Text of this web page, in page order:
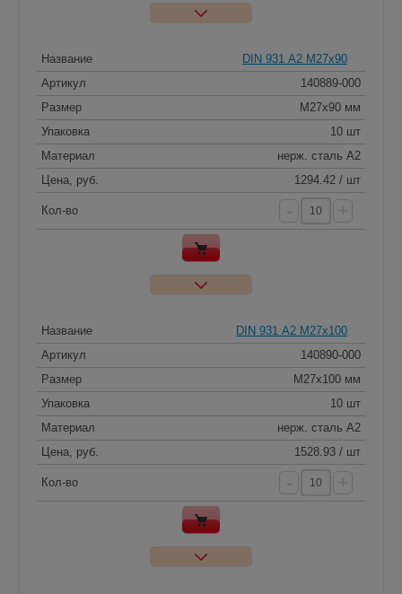
Название
DIN 931 А2 M27x90
Артикул
140889-000
Размер
M27x90 мм
Упаковка
10 шт
Материал
нерж. сталь A2
Цена, руб.
1294.42 / шт
Кол-во
Название
DIN 931 А2 M27x100
Артикул
140890-000
Размер
M27x100 мм
Упаковка
10 шт
Материал
нерж. сталь A2
Цена, руб.
1528.93 / шт
Кол-во